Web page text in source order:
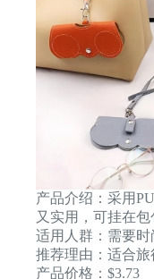
产品介绍：采用
又实用，可挂在包
适用人群：需要时
推荐理由：适合旅
产品价格：$3.73